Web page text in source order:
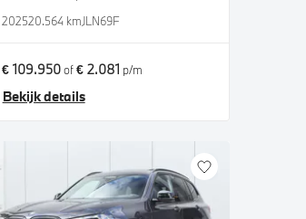
202520.564 kmJLN69F
€ 109.950of€ 2.081 p/m
Bekijk details